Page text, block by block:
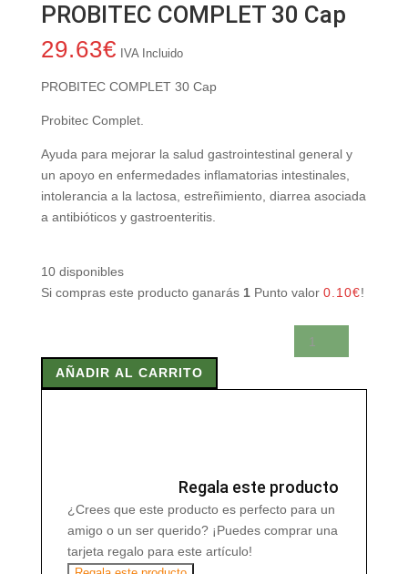
PROBITEC COMPLET 30 Cap
29.63€ IVA Incluido
PROBITEC COMPLET 30 Cap
Probitec Complet.
Ayuda para mejorar la salud gastrointestinal general y
un apoyo en enfermedades inflamatorias intestinales,
intolerancia a la lactosa, estreñimiento, diarrea asociada
a antibióticos y gastroenteritis.
10 disponibles
Si compras este producto ganarás 1Punto valor 0.10€!
COMPLET
AÑADIR AL CARRITO
Regala este producto
¿Crees que este producto es perfecto para un
amigo o un ser querido? ¡Puedes comprar una
tarjeta regalo para este artículo!